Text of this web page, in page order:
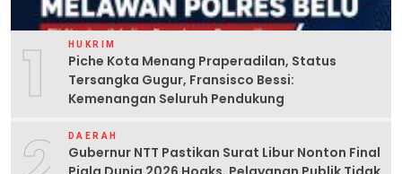
1 HUKRIM
Piche Kota Menang Praperadilan, Status
Tersangka Gugur, Fransisco Bessi:
Kemenangan Seluruh Pendukung
DAERAH
Gubernur NTT Pastikan Surat Libur Nonton Final